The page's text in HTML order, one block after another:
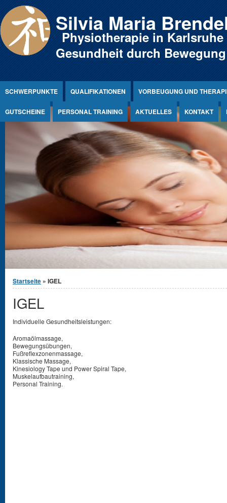
Jump to Content Silvia Maria
Physiotherapie in Karlsruhe
Gesundheit durch Bewegung
SCHWERPUNKTE QUALIFIKATIONEN VORBEUGUNG UND
GUTSCHEINE PERSONAL TRAINING AKTUELLES KONTAKT
You are here
Startseite » IGEL
IGEL
Individuelle Gesundheitsleistungen:
Aromaölmassage,
Bewegungsübungen,
Fußreflexzonenmassage,
Klassische Massage,
Kinesiology Tape und Power Spiral Tape,
Muskelaufbautraining,
Personal Training.